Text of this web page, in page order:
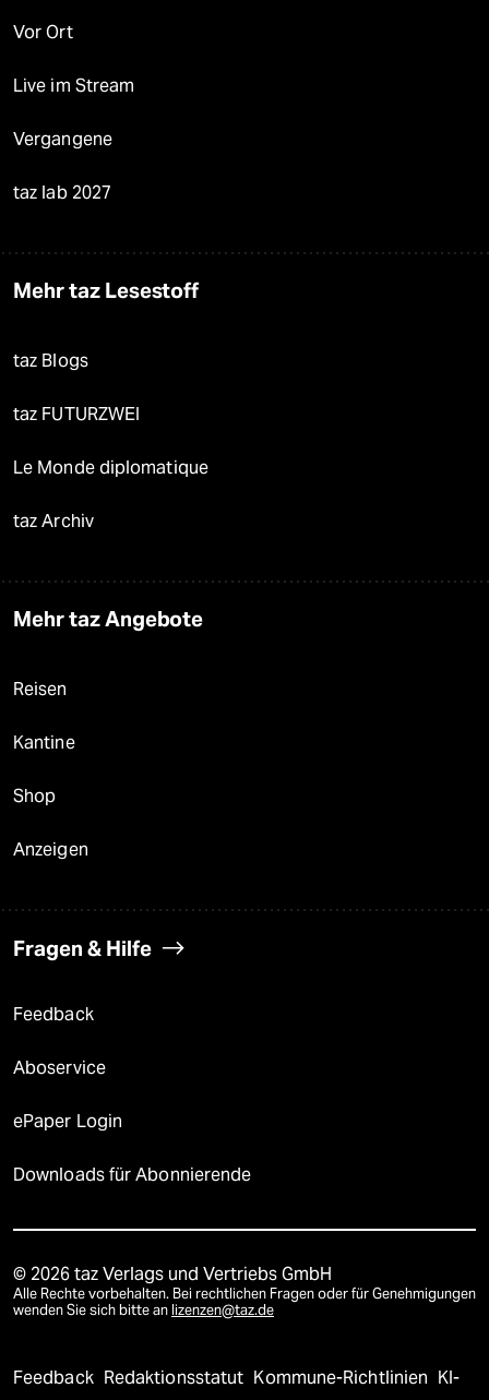
Vor Ort
Live im Stream
Vergangene
taz lab 2027
Mehr taz Lesestoff
taz Blogs
taz FUTURZWEI
Le Monde diplomatique
taz Archiv
Mehr taz Angebote
Reisen
Kantine
Shop
Anzeigen
Fragen & Hilfe
Feedback
Aboservice
ePaper Login
Downloads für Abonnierende
© 2026 taz Verlags und Vertriebs GmbH
Alle Rechte vorbehalten. Bei rechtlichen Fragen oder für Genehmigungen
wenden Sie sich bitte an lizenzen@taz.de
Feedback Redaktionsstatut Kommune-Richtlinien KI-